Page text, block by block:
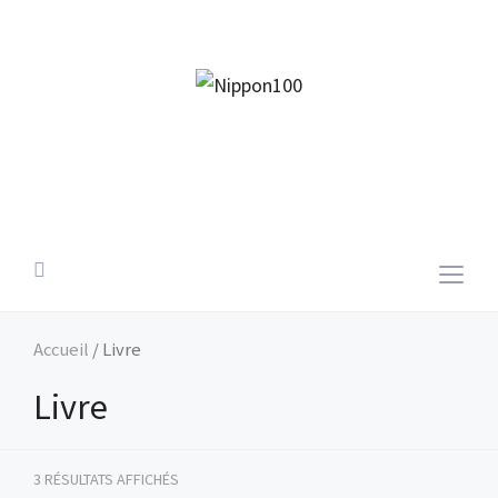
Accueil / Livre
Livre
3 RÉSULTATS AFFICHÉS